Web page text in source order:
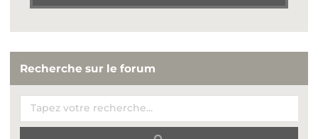
Recherche sur le forum